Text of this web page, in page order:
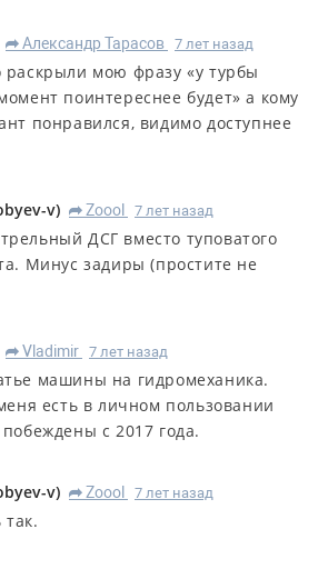
R Александр Тарасов 7 лет назад
раскрыли мою фразу «у турбы
поинтереснее будет» а кому
понравился, видимо доступнее
v) R Zoool 7 лет назад
ДСГ вместо туповатого
Минус задиры (простите не
R Vladimir 7 лет назад
машины на гидромеханика.
есть в личном пользовании
с 2017 года.
v) R Zoool 7 лет назад